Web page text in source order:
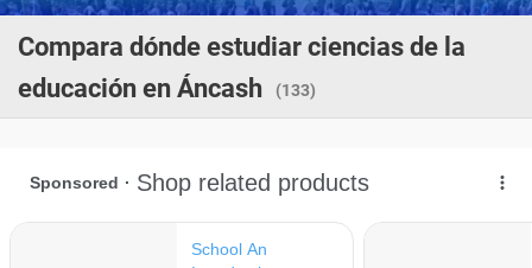
Compara dónde estudiar ciencias de la
educación en Áncash
(133)